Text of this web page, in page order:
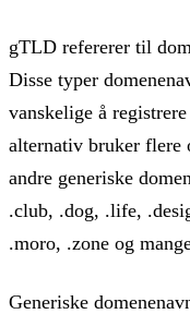
gTLD refererer til
Disse typer
vanskelige å
alternativ bruker flere
andre generiske
.club, .dog, .life,
.moro, .zone og
Generiske